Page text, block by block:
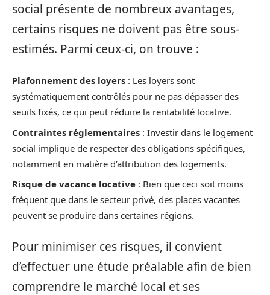
social présente de nombreux avantages,
certains risques ne doivent pas être sous-
estimés. Parmi ceux-ci, on trouve :
Plafonnement des loyers : Les loyers sont
systématiquement contrôlés pour ne pas dépasser des
seuils fixés, ce qui peut réduire la rentabilité locative.
Contraintes réglementaires : Investir dans le logement
social implique de respecter des obligations spécifiques,
notamment en matière d’attribution des logements.
Risque de vacance locative : Bien que ceci soit moins
fréquent que dans le secteur privé, des places vacantes
peuvent se produire dans certaines régions.
Pour minimiser ces risques, il convient
d’effectuer une étude préalable afin de bien
comprendre le marché local et ses